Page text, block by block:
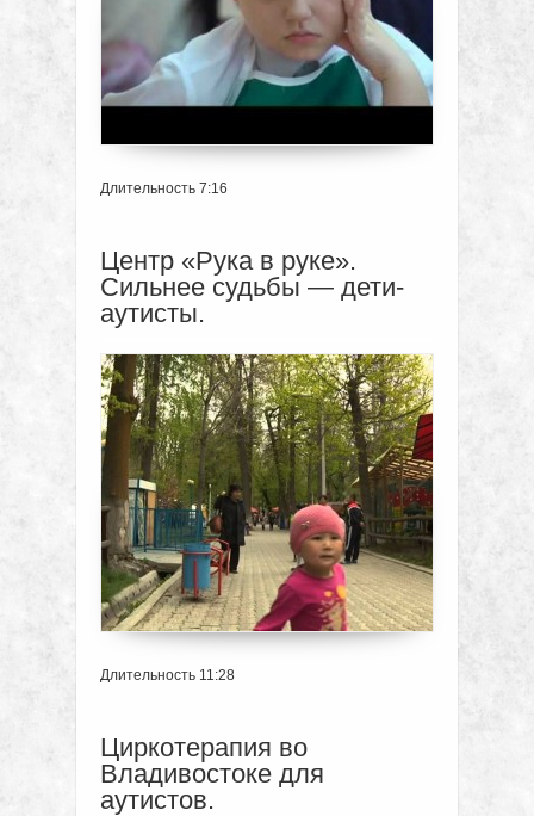
Длительность 7:16
Центр «Рука в руке».
Сильнее судьбы — дети-
аутисты.
Длительность 11:28
Циркотерапия во
Владивостоке для
аутистов.